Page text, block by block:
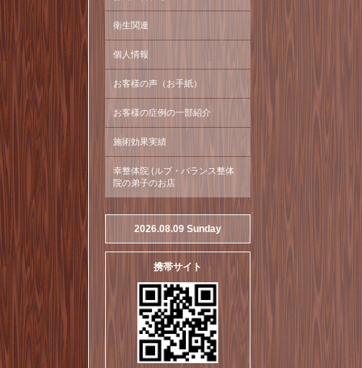
衛生関連
個人情報
お客様の声（お手紙）
お客様の症例の一部紹介
施術効果実績
幸整体院 (ルブ・バランス整体
院の弟子のお店
2026.08.09 Sunday
携帯サイト